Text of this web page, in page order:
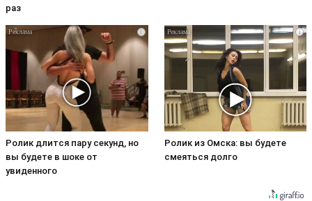
раз
i
Ролик длится пару секунд, но
вы будете в шоке от
увиденного
i
Ролик из Омска: вы будете
смеяться долго